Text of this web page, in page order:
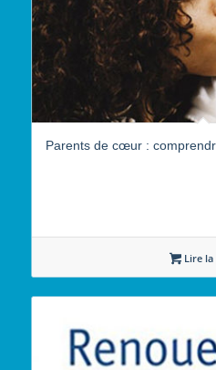
Parents de cœur :
Lire la